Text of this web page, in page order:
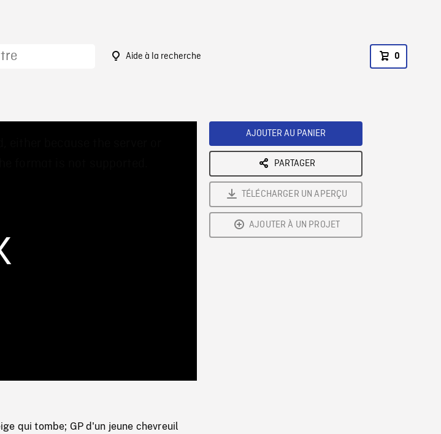
Aide à la recherche 0
0%
Rate
qui tombe; GP d'un jeune chevreuil
AJOUTER AU PANIER
PARTAGER
TÉLÉCHARGER UN APERÇU
AJOUTER À UN PROJET